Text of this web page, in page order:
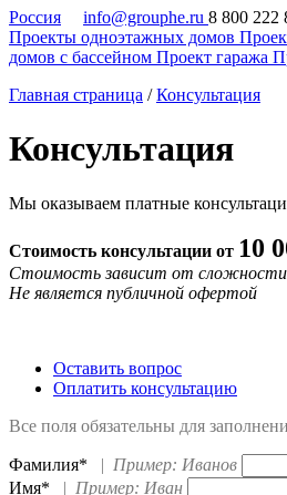
Россия info@grouphe.ru 8 800 222
Проекты одноэтажных домов
домов с бассейном Проект гаража
Главная страница / Консультация
Консультация
Мы оказываем платные
Стоимость консультации от 10
Стоимость зависит от сложности
Не является публичной офертой
Оставить вопрос
Оплатить консультацию
Все поля обязательны для
Фамилия* | Пример: Иванов
Имя*
| Пример: Иван